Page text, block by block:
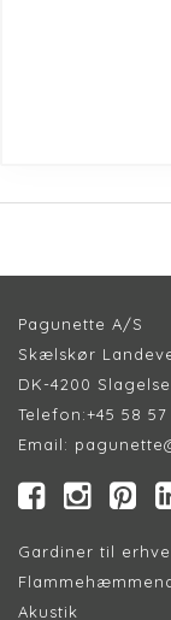
Pagunette A/S
Skælskør
DK-4200 Slagelse
Telefon:+45 58
Email:
Gardiner til
Akustik